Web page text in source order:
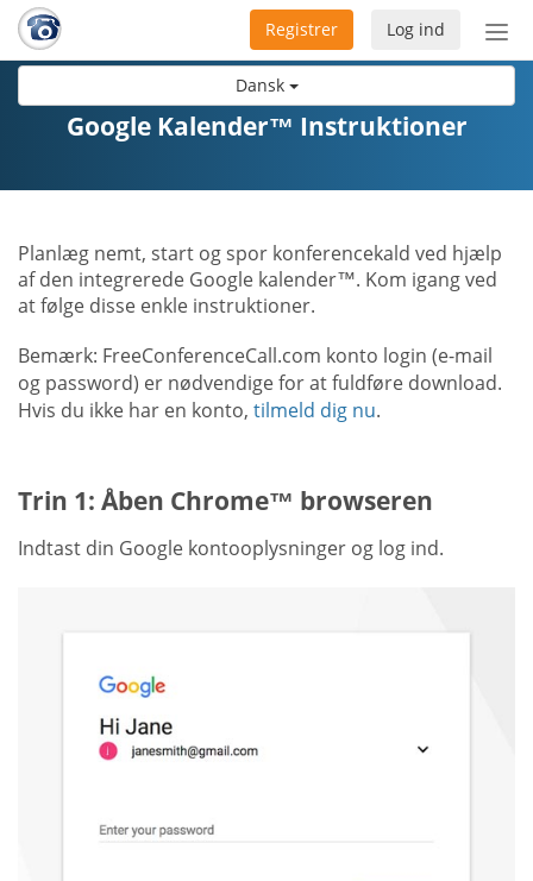
Dansk
Slå
Log ind
Registrer
Google Kalender™ Instruktioner
Planlæg nemt, start og spor konferencekald ved hjælp
af den integrerede Google kalender™. Kom igang ved
at følge disse enkle instruktioner.
Bemærk: FreeConferenceCall.com konto login (e-mail
og password) er nødvendige for at fuldføre download.
Hvis du ikke har en konto, tilmeld dig nu.
Trin 1: Åben Chrome™ browseren
Indtast din Google kontooplysninger og log ind.